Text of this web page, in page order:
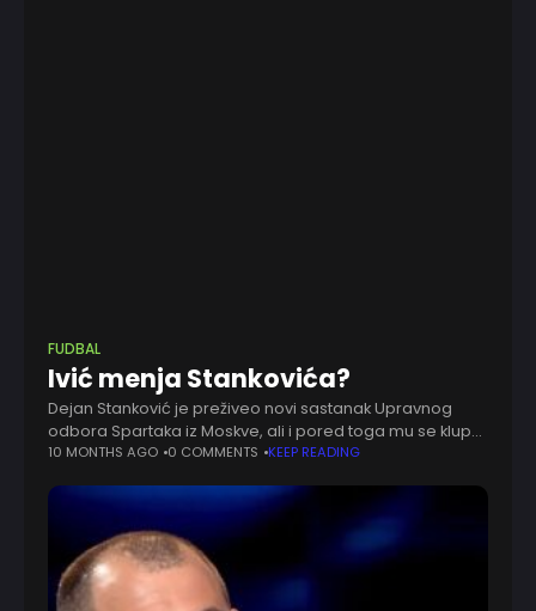
FUDBAL
Ivić menja Stankovića?
Dejan Stanković je preživeo novi sastanak Upravnog
odbora Spartaka iz Moskve, ali i pored toga mu se klupa
žestoko drma. Ruski mediji prenose da Spartak već ima
10 MONTHS AGO 0 COMMENTS KEEP READING